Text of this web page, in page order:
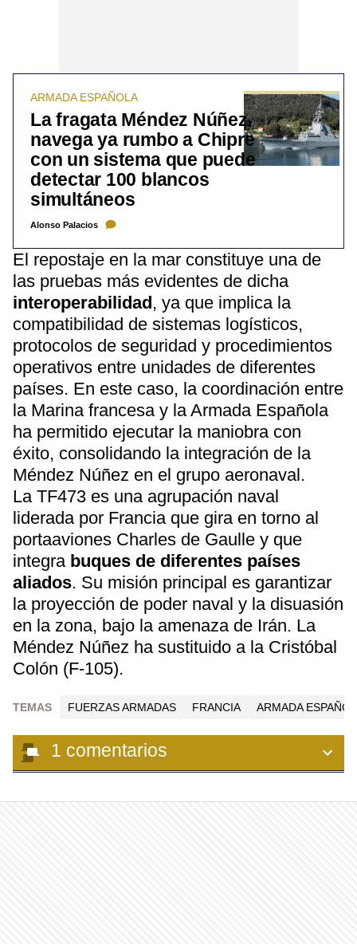
ARMADA ESPAÑOLA
La fragata Méndez Núñez
navega ya rumbo a Chipre
con un sistema que puede
detectar 100 blancos
simultáneos
Alonso Palacios
El repostaje en la mar constituye una de
las pruebas más evidentes de dicha
interoperabilidad, ya que implica la
compatibilidad de sistemas logísticos,
protocolos de seguridad y procedimientos
operativos entre unidades de diferentes
países. En este caso, la coordinación entre
la Marina francesa y la Armada Española
ha permitido ejecutar la maniobra con
éxito, consolidando la integración de la
Méndez Núñez en el grupo aeronaval.
La TF473 es una agrupación naval
liderada por Francia que gira en torno al
portaaviones Charles de Gaulle y que
integra buques de diferentes países
aliados. Su misión principal es garantizar
la proyección de poder naval y la disuasión
en la zona, bajo la amenaza de Irán. La
Méndez Núñez ha sustituido a la Cristóbal
Colón (F-105).
TEMAS FUERZAS ARMADAS FRANCIA ARMADA
1 comentarios